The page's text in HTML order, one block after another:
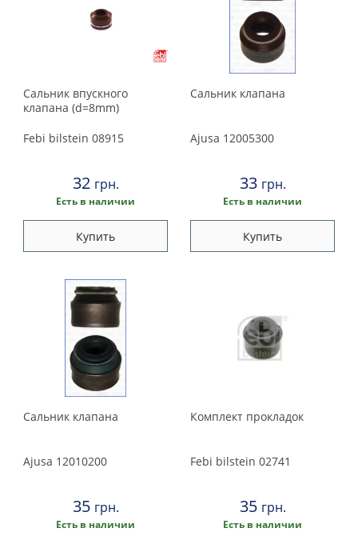
Сальник впускного
клапана (d=8mm)
Febi bilstein 08915
32 грн.
Есть в наличии
Купить
Сальник клапана
Ajusa 12005300
33 грн.
Есть в наличии
Купить
Сальник клапана
Ajusa 12010200
35 грн.
Есть в наличии
Комплект прокладок
Febi bilstein 02741
35 грн.
Есть в наличии